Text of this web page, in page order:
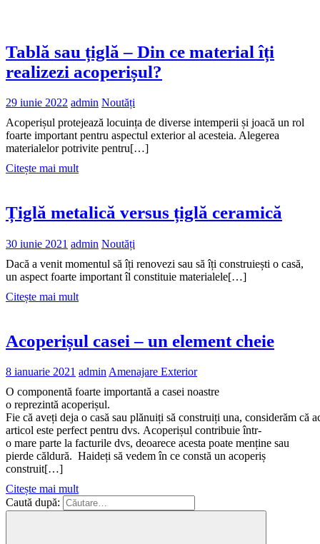
Tablă sau țiglă – Din ce material îți
realizezi acoperișul?
29 iunie 2022 admin Noutăți
Acoperișul protejează locuința de diverse intemperii și joacă un rol
foarte important pentru aspectul exterior al acesteia. Alegerea
materialelor potrivite pentru[…]
Citește mai mult
Țiglă metalică versus țiglă ceramică
30 iunie 2021 admin Noutăți
Dacă a venit momentul să îți renovezi sau să îți construiești o casă,
un aspect foarte important îl constituie materialele[…]
Citește mai mult
Acoperișul casei – un element cheie
8 ianuarie 2021 admin Amenajare Exterior
O componentă foarte importantă a casei noastre
o reprezintă acoperișul.
Fie că aveți deja o casă sau plănuiți să construiți una, considerăm că
articol este perfect pentru dvs. Acoperișul contribuie într-
o mare parte la facturile dvs, deoarece acesta poate menține sau
pierde căldură. Haideți să vedem în ce constă un acoperiș
construit[…]
Citește mai mult
Caută după: